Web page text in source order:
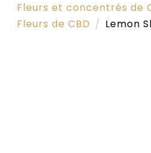
Fleurs et concentrés de
Fleurs de CBD
Lemon